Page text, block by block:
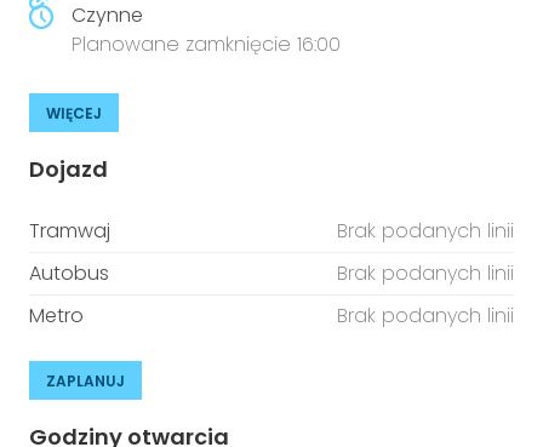
Czynne
Planowane zamknięcie 16:00
WIĘCEJ
Dojazd
Tramwaj
Brak podanych linii
Autobus
Brak podanych linii
Metro
Brak podanych linii
ZAPLANUJ
Godziny otwarcia